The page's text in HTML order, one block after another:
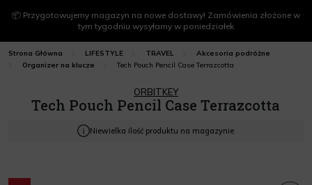
📦 Przygotowujemy magazyn na nowe dostawy! Zamówienia złożone w
tym tygodniu wysyłamy w poniedziałek
Strona Główna LIFESTYLE TRAVEL
Akcesoria podróżne
Organizer na klucze
Tech Pouch Pencil Case Terrazcotta
ORBITKEY
Tech Pouch Pencil Case Terrazcotta
Niewielka ilość produktu na magazynie